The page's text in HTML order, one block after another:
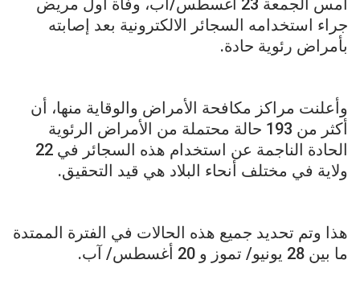
أمس الجمعة 23 أغسطس/آب، وفاة أول مريض
جراء استخدامه السجائر الالكترونية بعد إصابته
بأمراض رئوية حادة.
وأعلنت مراكز مكافحة الأمراض والوقاية منها، أن
أكثر من 193 حالة محتملة من الأمراض الرئوية
الحادة الناجمة عن استخدام هذه السجائر في 22
ولاية في مختلف أنحاء البلاد هي قيد التحقيق.
هذا وتم تحديد جميع هذه الحالات في الفترة الممتدة
ما بين 28 يونيو/ تموز و 20 أغسطس/ آب.